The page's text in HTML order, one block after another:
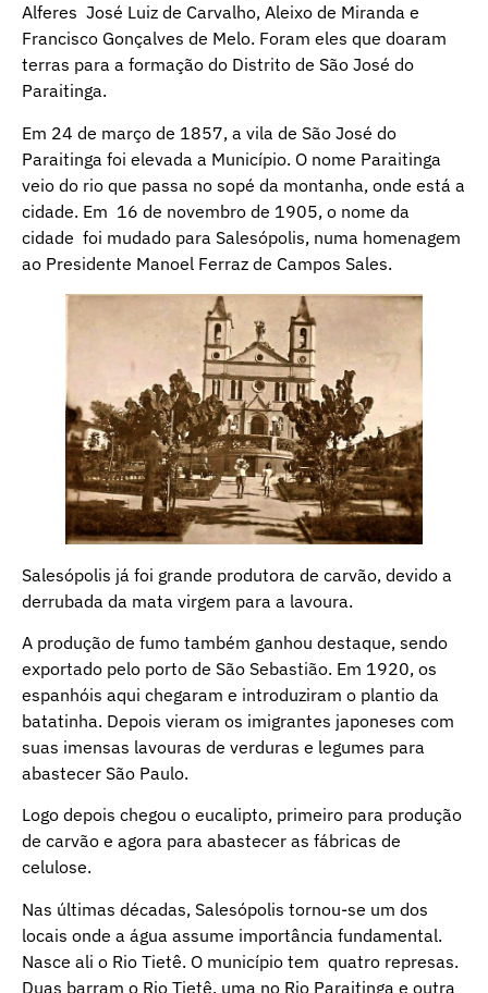
Alferes José Luiz de Carvalho, Aleixo de Miranda e
Francisco Gonçalves de Melo. Foram eles que doaram
terras para a formação do Distrito de São José do
Paraitinga.
Em 24 de março de 1857, a vila de São José do
Paraitinga foi elevada a Município. O nome Paraitinga
veio do rio que passa no sopé da montanha, onde está a
cidade. Em 16 de novembro de 1905, o nome da
cidade foi mudado para Salesópolis, numa homenagem
ao Presidente Manoel Ferraz de Campos Sales.
Salesópolis já foi grande produtora de carvão, devido a
derrubada da mata virgem para a lavoura.
A produção de fumo também ganhou destaque, sendo
exportado pelo porto de São Sebastião. Em 1920, os
espanhóis aqui chegaram e introduziram o plantio da
batatinha. Depois vieram os imigrantes japoneses com
suas imensas lavouras de verduras e legumes para
abastecer São Paulo.
Logo depois chegou o eucalipto, primeiro para produção
de carvão e agora para abastecer as fábricas de
celulose.
Nas últimas décadas, Salesópolis tornou-se um dos
locais onde a água assume importância fundamental.
Nasce ali o Rio Tietê. O município tem quatro represas.
Duas barram o Rio Tietê, uma no Rio Paraitinga e outra